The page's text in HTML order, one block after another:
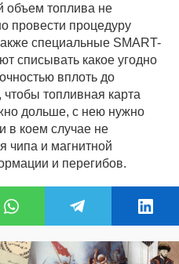
объем топлива не
провести процедуру
специальные SMART-
списывать какое угодно
вплоть до
топливная карта
дольше, с нею нужно
в коем случае не
чипа и магнитной
и перегибов.